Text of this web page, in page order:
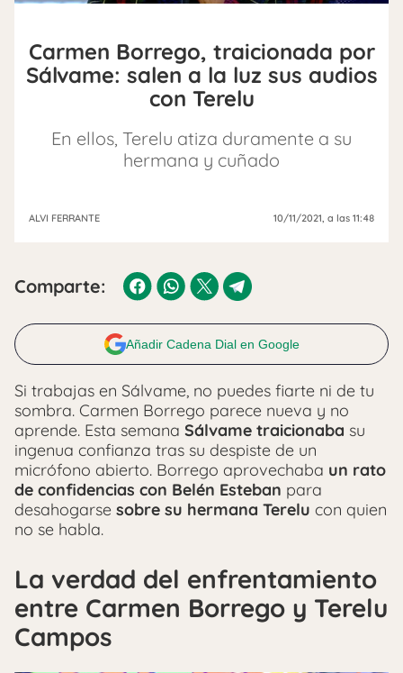
Carmen Borrego, traicionada por
Sálvame: salen a la luz sus audios
con Terelu
En ellos, Terelu atiza duramente a su
hermana y cuñado
ALVI FERRANTE 10/11/2021 , a las 11:48
Comparte:
Añadir Cadena Dial en Google
Si trabajas en Sálvame, no puedes fiarte ni de tu
sombra. Carmen Borrego parece nueva y no
aprende. Esta semana Sálvame traicionaba su
ingenua confianza tras su despiste de un
micrófono abierto. Borrego aprovechaba un rato
de confidencias con Belén Esteban para
desahogarse sobre su hermana Terelu con quien
no se habla.
La verdad del enfrentamiento
entre Carmen Borrego y Terelu
Campos